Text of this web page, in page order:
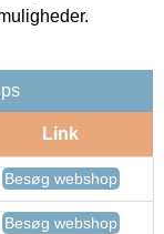
Link
Besøg webshop
Besøg webshop